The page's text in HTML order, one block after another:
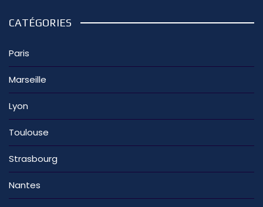
CATÉGORIES
Paris
Marseille
Lyon
Toulouse
Strasbourg
Nantes